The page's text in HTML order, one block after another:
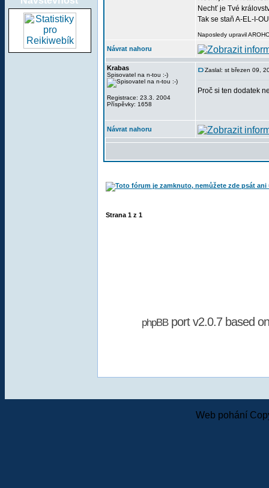
Nechť je Tvé
Tak se staň A-EL-I-
Naposledy upravil
Návrat nahoru
Krabas
Spisovatel na n-tou :-)
Registrace: 23.3. 2004
Příspěvky: 1658
Zaslal: st březen 09,
Proč si ten dodatek
Návrat nahoru
Strana 1 z 1
phpBBport v2.0.7 based
Web pohání